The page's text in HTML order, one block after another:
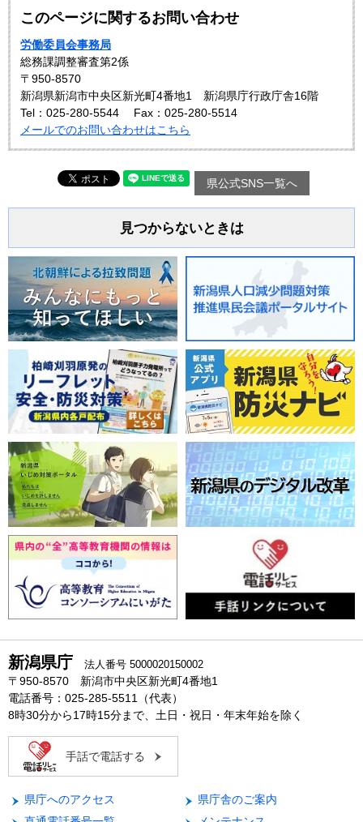
このページに関するお問い合わせ
労働委員会事務局
総務課調整審査第2係
〒950-8570
新潟県新潟市中央区新光町4番地1 新潟県庁行政庁舎16階
Tel：025-280-5544
Fax：025-280-5514
メールでのお問い合わせはこちら
県公式SNS一覧へ
見つからないときは
新潟県庁 法人番号 5000020150002
〒950-8570 新潟市中央区新光町4番地1
電話番号：025-285-5511（代表）
8時30分から17時15分まで、土日・祝日・年末年始を除く
手話で電話する
県庁へのアクセス
県庁舎のご案内